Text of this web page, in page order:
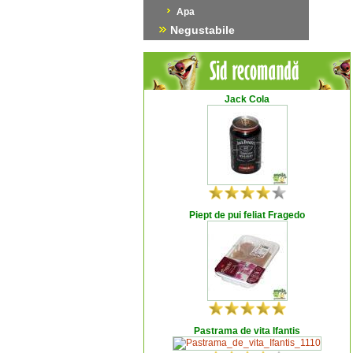
Apa
Negustabile
Jack Cola
Piept de pui feliat Fragedo
Pastrama de vita Ifantis